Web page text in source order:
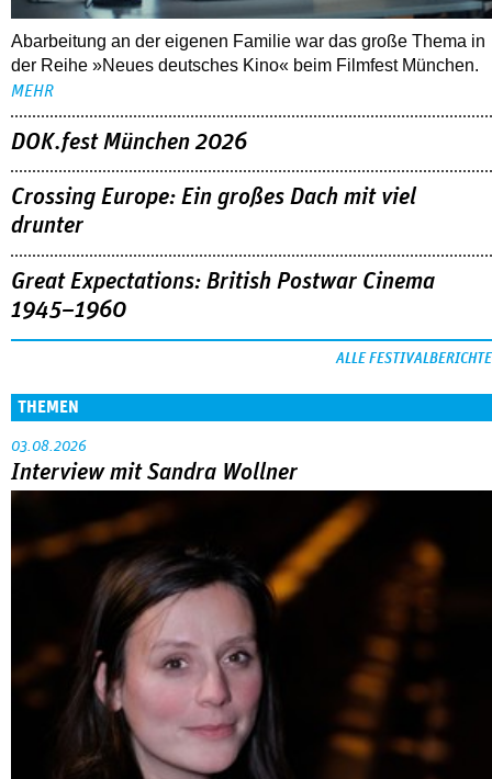
Abarbeitung an der eigenen Familie war das große Thema in
der Reihe »Neues deutsches Kino« beim Filmfest München.
MEHR
DOK.fest München 2026
Crossing Europe: Ein großes Dach mit viel
drunter
Great Expectations: British Postwar Cinema
1945–1960
ALLE FESTIVALBERICHTE
THEMEN
03.08.2026
Interview mit Sandra Wollner